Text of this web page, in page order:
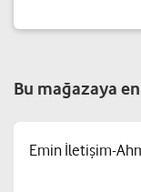
Bu mağazaya
Emin İletişim-